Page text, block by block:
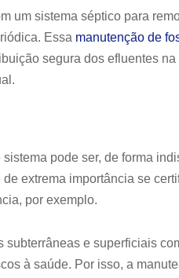
um sistema séptico para
Essa manutenção de
segura dos efluentes
pode ser, de forma
extrema importância se
por exemplo.
e superficiais
à saúde. Por isso, a